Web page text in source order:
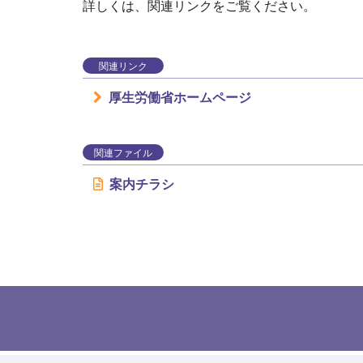
詳しくは、関連リンクをご覧ください。
関連リンク
厚生労働省ホームページ
関連ファイル
案内チラシ